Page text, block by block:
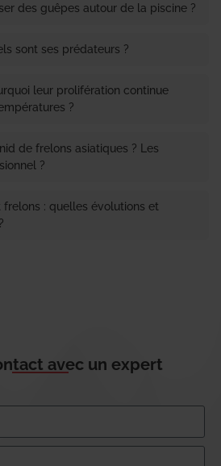
des guêpes autour de la piscine ?
sont ses prédateurs ?
leur prolifération continue
?
de frelons asiatiques ? Les
?
: quelles évolutions et
avec un expert